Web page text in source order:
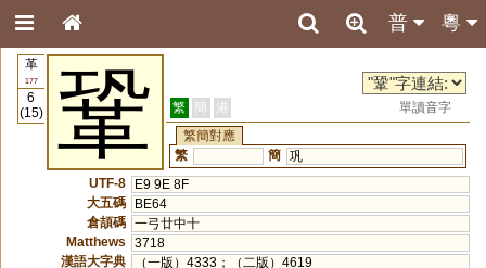
粵
普
革
177
6
(15)
鞏 繁 簡 港
單讀音字
繁簡對應
繁
簡 巩
UTF-8
E9 9E 8F
大五碼
BE64
倉頡碼 一弓廿中十
Matthews
3718
漢語大字典
（一版）4333；（二版）4619